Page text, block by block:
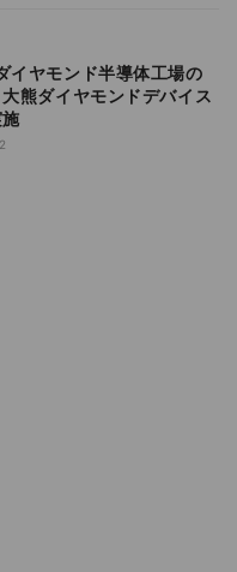
熊ダイヤモンドデバイス